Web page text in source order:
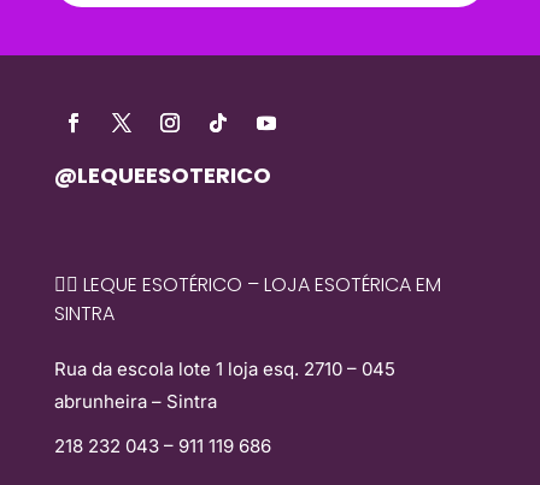
@LEQUEESOTERICO
🧙‍♀️ LEQUE ESOTÉRICO – LOJA ESOTÉRICA EM
SINTRA
Rua da escola lote 1 loja esq. 2710 – 045
abrunheira – Sintra
218 232 043 – 911 119 686